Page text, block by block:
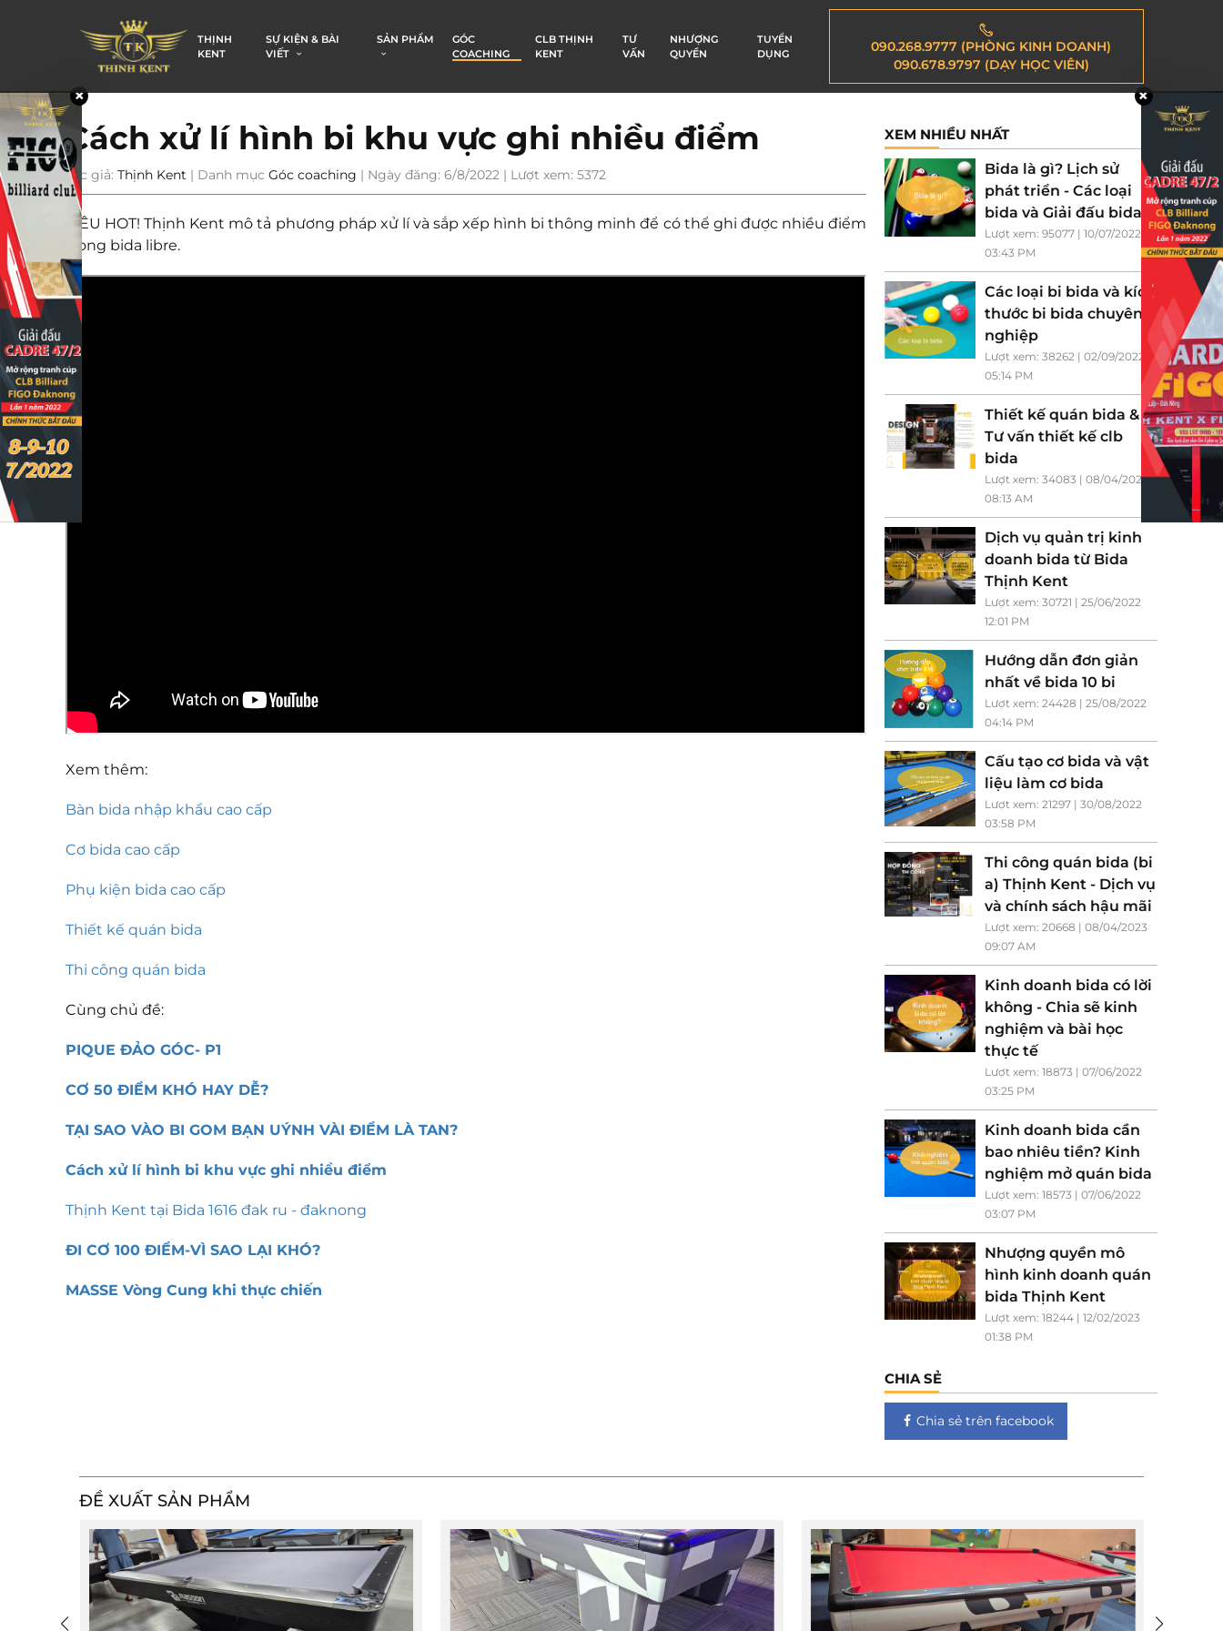
THỊNH
KENT
SỰ KIỆN & BÀI
VIẾT
SẢN PHẨM
GÓC
COACHING
CLB THỊNH
KENT
TƯ
VẤN
NHƯỢNG
QUYỀN
TUYỂN
DỤNG
090.268.9777 (PHÒNG KINH DOANH)
090.678.9797 (DẠY HỌC VIÊN)
Cách xử lí hình bi khu vực ghi nhiều điểm
Tác giả: Thịnh Kent | Danh mục Góc coaching | Ngày đăng: 6/8/2022 | Lượt xem: 5372
SIÊU HOT! Thịnh Kent mô tả phương pháp xử lí và sắp xếp hình bi thông minh để có thể ghi được nhiều điểm
trong bida libre.
Xem thêm:
Bàn bida nhập khẩu cao cấp
Cơ bida cao cấp
Phụ kiện bida cao cấp
Thiết kế quán bida
Thi công quán bida
Cùng chủ đề:
PIQUE ĐẢO GÓC- P1
CƠ 50 ĐIỂM KHÓ HAY DỄ?
TẠI SAO VÀO BI GOM BẠN UÝNH VÀI ĐIỂM LÀ TAN?
Cách xử lí hình bi khu vực ghi nhiều điểm
Thịnh Kent tại Bida 1616 đak ru - đaknong
ĐI CƠ 100 ĐIỂM-VÌ SAO LẠI KHÓ?
MASSE Vòng Cung khi thực chiến
XEM NHIỀU NHẤT
Bida là gì? Lịch sử
phát triển - Các loại
bida và Giải đấu bida
Lượt xem: 95077 | 10/07/2022
03:43 PM
Các loại bi bida và kích
thước bi bida chuyên
nghiệp
Lượt xem: 38262 | 02/09/2022
05:14 PM
Thiết kế quán bida &
Tư vấn thiết kế clb
bida
Lượt xem: 34083 | 08/04/2023
08:13 AM
Dịch vụ quản trị kinh
doanh bida từ Bida
Thịnh Kent
Lượt xem: 30721 | 25/06/2022
12:01 PM
Hướng dẫn đơn giản
nhất về bida 10 bi
Lượt xem: 24428 | 25/08/2022
04:14 PM
Cấu tạo cơ bida và vật
liệu làm cơ bida
Lượt xem: 21297 | 30/08/2022
03:58 PM
Thi công quán bida (bi
a) Thịnh Kent - Dịch vụ
và chính sách hậu mãi
Lượt xem: 20668 | 08/04/2023
09:07 AM
Kinh doanh bida có lời
không - Chia sẽ kinh
nghiệm và bài học
thực tế
Lượt xem: 18873 | 07/06/2022
03:25 PM
Kinh doanh bida cần
bao nhiêu tiền? Kinh
nghiệm mở quán bida
Lượt xem: 18573 | 07/06/2022
03:07 PM
Nhượng quyền mô
hình kinh doanh quán
bida Thịnh Kent
Lượt xem: 18244 | 12/02/2023
01:38 PM
CHIA SẺ
Chia sẻ trên facebook
ĐỀ XUẤT SẢN PHẨM